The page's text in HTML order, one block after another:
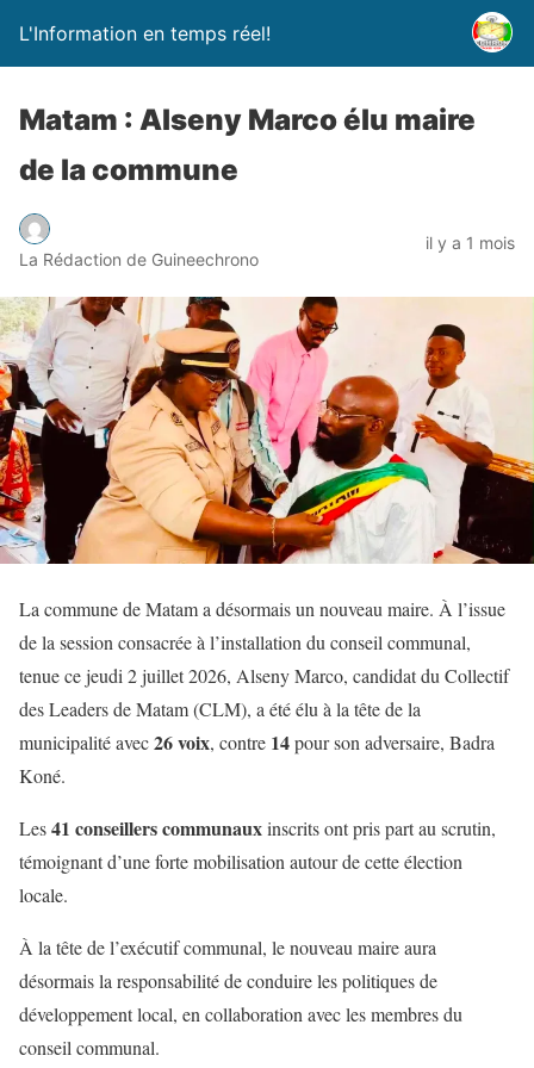
L'Information en temps réel!
Matam : Alseny Marco élu maire
de la commune
La Rédaction de Guineechrono
il y a 1 mois
La commune de Matam a désormais un nouveau maire. À l’issue
de la session consacrée à l’installation du conseil communal,
tenue ce jeudi 2 juillet 2026, Alseny Marco, candidat du Collectif
des Leaders de Matam (CLM), a été élu à la tête de la
municipalité avec26 voix, contre 14pour son adversaire, Badra
Koné.
Les41 conseillers communauxinscrits ont pris part au scrutin,
témoignant d’une forte mobilisation autour de cette élection
locale.
À la tête de l’exécutif communal, le nouveau maire aura
désormais la responsabilité de conduire les politiques de
développement local, en collaboration avec les membres du
conseil communal.